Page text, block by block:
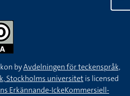
byAvdelningen för teckenspråk,
Stockholms universitetis licensed
Erkännande-IckeKommersiell-